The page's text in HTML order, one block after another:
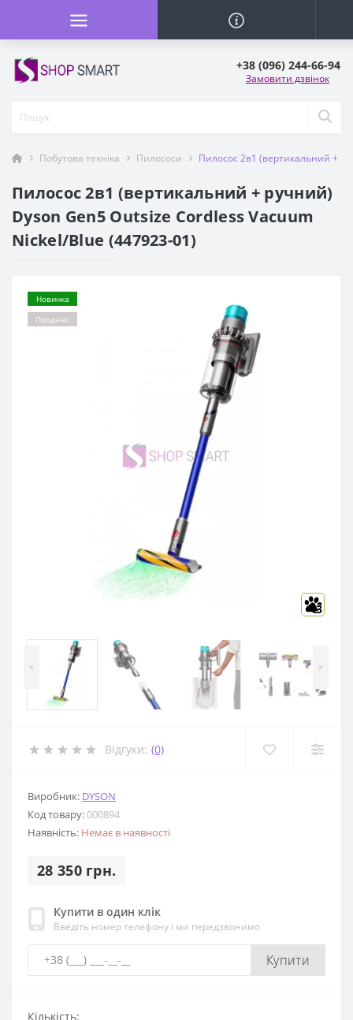
+38 (096) 244-66-94
Замовити дзвінок
Побутова техніка Пилососи Пилосос 2в1 (вертикальний +
Пилосос 2в1 (вертикальний + ручний)
Dyson Gen5 Outsize Cordless Vacuum
Nickel/Blue (447923-01)
Новинка
Продано
3
< >
Відгуки: (0)
Виробник: DYSON
Код товару:000894
Наявність: Немає в наявності
28 350 грн.
Купити в один клік
Введіть номер телефону і ми передзвонимо
Купити
Кількість: